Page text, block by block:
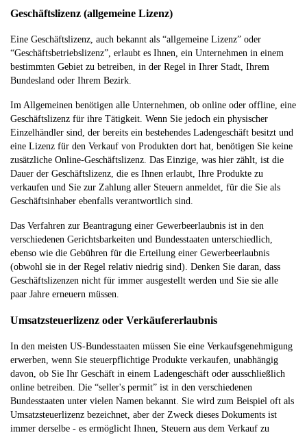
Geschäftslizenz (allgemeine Lizenz)
Eine Geschäftslizenz, auch bekannt als “allgemeine Lizenz” oder
“Geschäftsbetriebslizenz”, erlaubt es Ihnen, ein Unternehmen in einem
bestimmten Gebiet zu betreiben, in der Regel in Ihrer Stadt, Ihrem
Bundesland oder Ihrem Bezirk.
Im Allgemeinen benötigen alle Unternehmen, ob online oder offline, eine
Geschäftslizenz für ihre Tätigkeit. Wenn Sie jedoch ein physischer
Einzelhändler sind, der bereits ein bestehendes Ladengeschäft besitzt und
eine Lizenz für den Verkauf von Produkten dort hat, benötigen Sie keine
zusätzliche Online-Geschäftslizenz. Das Einzige, was hier zählt, ist die
Dauer der Geschäftslizenz, die es Ihnen erlaubt, Ihre Produkte zu
verkaufen und Sie zur Zahlung aller Steuern anmeldet, für die Sie als
Geschäftsinhaber ebenfalls verantwortlich sind.
Das Verfahren zur Beantragung einer Gewerbeerlaubnis ist in den
verschiedenen Gerichtsbarkeiten und Bundesstaaten unterschiedlich,
ebenso wie die Gebühren für die Erteilung einer Gewerbeerlaubnis
(obwohl sie in der Regel relativ niedrig sind). Denken Sie daran, dass
Geschäftslizenzen nicht für immer ausgestellt werden und Sie sie alle
paar Jahre erneuern müssen.
Umsatzsteuerlizenz oder Verkäufererlaubnis
In den meisten US-Bundesstaaten müssen Sie eine Verkaufsgenehmigung
erwerben, wenn Sie steuerpflichtige Produkte verkaufen, unabhängig
davon, ob Sie Ihr Geschäft in einem Ladengeschäft oder ausschließlich
online betreiben. Die “seller's permit” ist in den verschiedenen
Bundesstaaten unter vielen Namen bekannt. Sie wird zum Beispiel oft als
Umsatzsteuerlizenz bezeichnet, aber der Zweck dieses Dokuments ist
immer derselbe - es ermöglicht Ihnen, Steuern aus dem Verkauf zu